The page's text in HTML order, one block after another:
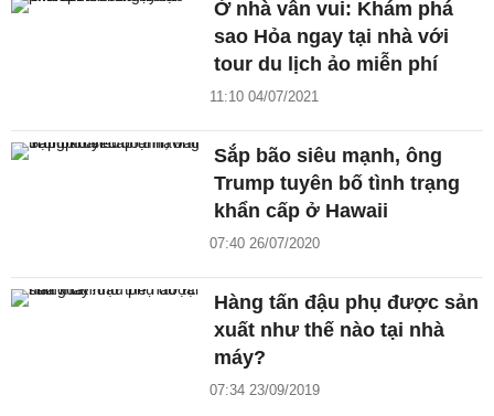
Ở nhà vẫn vui: Khám phá
sao Hỏa ngay tại nhà với
tour du lịch ảo miễn phí
11:10 04/07/2021
Sắp bão siêu mạnh, ông
Trump tuyên bố tình trạng
khẩn cấp ở Hawaii
07:40 26/07/2020
Hàng tấn đậu phụ được sản
xuất như thế nào tại nhà
máy?
07:34 23/09/2019